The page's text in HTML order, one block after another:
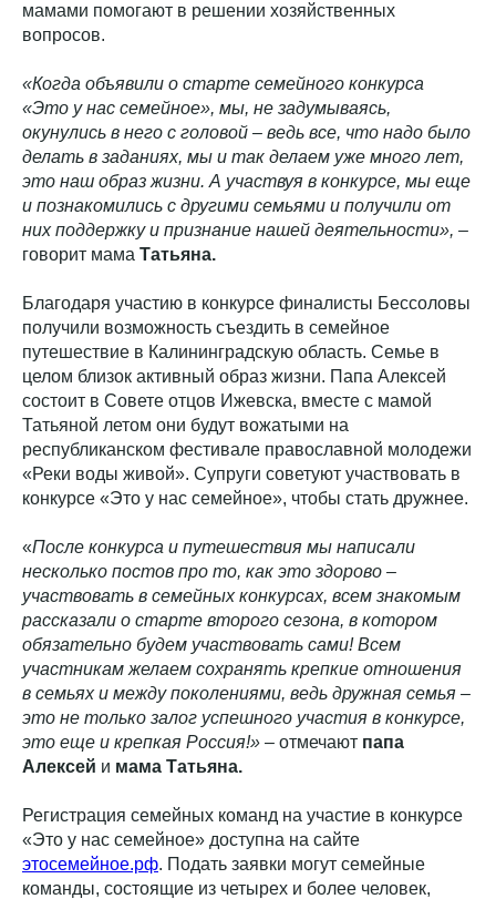
мамами помогают в решении хозяйственных
вопросов.
«Когда объявили о старте семейного конкурса
«Это у нас семейное», мы, не задумываясь,
окунулись в него с головой – ведь все, что надо было
делать в заданиях, мы и так делаем уже много лет,
это наш образ жизни. А участвуя в конкурсе, мы еще
и познакомились с другими семьями и получили от
них поддержку и признание нашей деятельности», –
говорит мама Татьяна.
Благодаря участию в конкурсе финалисты Бессоловы
получили возможность съездить в семейное
путешествие в Калининградскую область. Семье в
целом близок активный образ жизни. Папа Алексей
состоит в Совете отцов Ижевска, вместе с мамой
Татьяной летом они будут вожатыми на
республиканском фестивале православной молодежи
«Реки воды живой». Супруги советуют участвовать в
конкурсе «Это у нас семейное», чтобы стать дружнее.
«После конкурса и путешествия мы написали
несколько постов про то, как это здорово –
участвовать в семейных конкурсах, всем знакомым
рассказали о старте второго сезона, в котором
обязательно будем участвовать сами! Всем
участникам желаем сохранять крепкие отношения
в семьях и между поколениями, ведь дружная семья –
это не только залог успешного участия в конкурсе,
это еще и крепкая Россия!» – отмечают папа
Алексей и мама Татьяна.
Регистрация семейных команд на участие в конкурсе
«Это у нас семейное» доступна на сайте
этосемейное.рф. Подать заявки могут семейные
команды, состоящие из четырех и более человек,